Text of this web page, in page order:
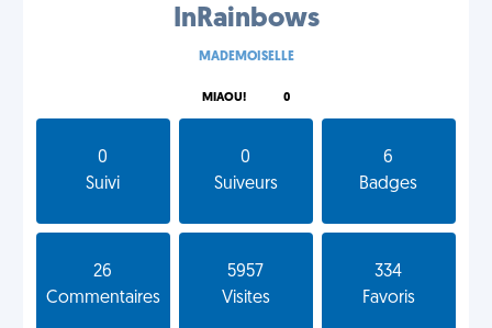
InRainbows
MADEMOISELLE
MIAOU! 0
0
Suivi
0
Suiveurs
6
Badges
26
Commentaires
5957
Visites
334
Favoris